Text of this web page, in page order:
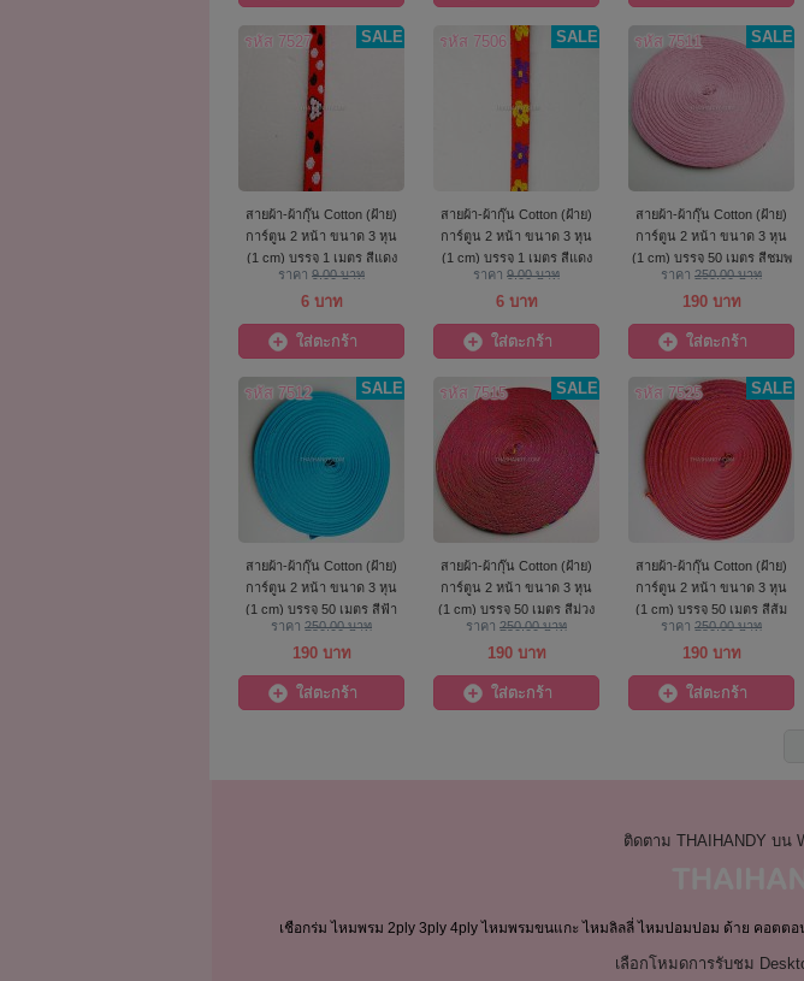
SALE
รหัส 7527
สายผ้า-ผ้ากุ๊น Cotton (ฝ้าย)
การ์ตูน 2 หน้า ขนาด 3 หุน
(1 cm) บรรจุ 1 เมตร สีแดง
ราคา 9.00 บาท
6 บาท
ใส่ตะกร้า
SALE
รหัส 7506
สายผ้า-ผ้ากุ๊น Cotton (ฝ้าย)
การ์ตูน 2 หน้า ขนาด 3 หุน
(1 cm) บรรจุ 1 เมตร สีแดง
ดอกไม้
ราคา 9.00 บาท
6 บาท
ใส่ตะกร้า
SALE
รหัส 7511
สายผ้า-ผ้ากุ๊น Cotton (ฝ้าย)
การ์ตูน 2 หน้า ขนาด 3 หุน
(1 cm) บรรจุ 50 เมตร สีชมพู
ราคา 250.00 บาท
190 บาท
ใส่ตะกร้า
SALE
รหัส 7512
สายผ้า-ผ้ากุ๊น Cotton (ฝ้าย)
การ์ตูน 2 หน้า ขนาด 3 หุน
(1 cm) บรรจุ 50 เมตร สีฟ้า
ราคา 250.00 บาท
190 บาท
ใส่ตะกร้า
SALE
รหัส 7515
สายผ้า-ผ้ากุ๊น Cotton (ฝ้าย)
การ์ตูน 2 หน้า ขนาด 3 หุน
(1 cm) บรรจุ 50 เมตร สีม่วง
ดอกไม้
ราคา 250.00 บาท
190 บาท
ใส่ตะกร้า
SALE
รหัส 7525
สายผ้า-ผ้ากุ๊น Cotton (ฝ้าย)
การ์ตูน 2 หน้า ขนาด 3 หุน
(1 cm) บรรจุ 50 เมตร สีส้ม
ราคา 250.00 บาท
190 บาท
ใส่ตะกร้า
ติดตาม THAIHANDY บน
เชือกร่ม ไหมพรม 2ply 3ply 4ply ไหมพรมขนแกะ ไหมลิลลี่ ไหมปอมปอม ด้าย คอตต
เลือกโหมดการรับชม